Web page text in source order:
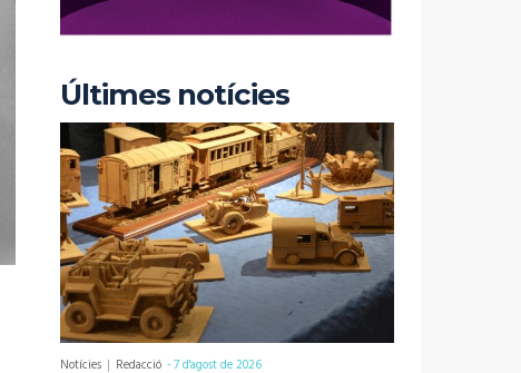
Últimes notícies
Notícies Redacció -7 d'agost de 2026